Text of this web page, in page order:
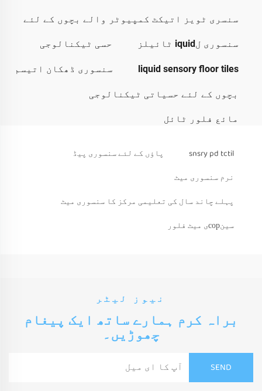
سنسری ٹویز اتیکٹ کمپیوٹر والے بچوں کے لئے
سنسوری لiquid ٹائیلز حسی ٹیکنالوجی
liquid sensory floor tiles سنسوری ڈھکان اتیسم
بچوں کے لئے حسیاتی ٹیکنالوجی
مائع فلور ٹائل
snsry pd tctil
پاؤں کے لئے سنسوری پیڈ
نرم سنسوری میٹ
پہلے چاند سال کی تعلیمی مرکز کا سنسوری میٹ
سینсорی میٹ فلور
نیوز لیٹر
براہ کرم ہمارے ساتھ ایک پیغام
چھوڑیں۔